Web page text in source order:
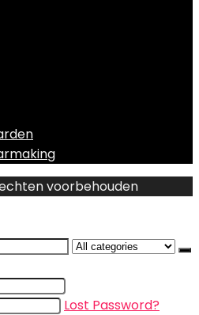
voorbehouden
Lost Password?